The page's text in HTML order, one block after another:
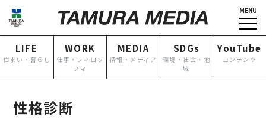
MENU
LIFE
住まい・暮らし
WORK
仕事・フィロソ
フィ
MEDIA
情報・メディア
SDGs
環境・社会・地
域
YouTube
コンテンツ
HOME
NEWS
IR情報
TOPICS
企業情報
グループ各社概要
トップメッセージ
性格診断